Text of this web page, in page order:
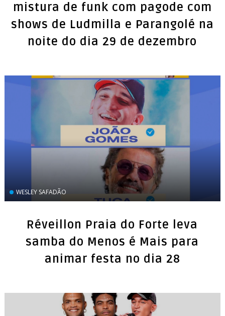
mistura de funk com pagode com
shows de Ludmilla e Parangolé na
noite do dia 29 de dezembro
WESLEY SAFADÃO
Réveillon Praia do Forte leva
samba do Menos é Mais para
animar festa no dia 28